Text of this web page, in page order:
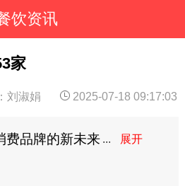
饮资讯
家
刘淑娟 2025-07-18 09:17:03
费品牌的新未来